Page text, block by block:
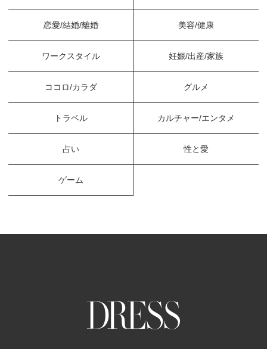
恋愛/結婚/離婚 美容/健康
ワークスタイル 妊娠/出産/家族
ココロ/カラダ グルメ
トラベル カルチャー/エンタメ
占い 性と愛
ゲーム